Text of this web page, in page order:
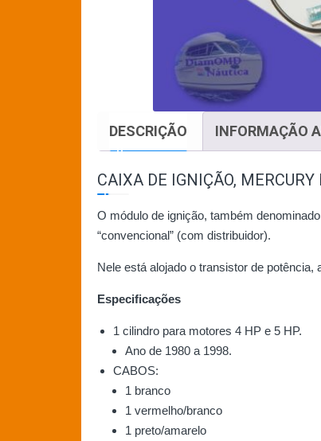
DESCRIÇÃO INFORMAÇÃO
CAIXA DE IGNIÇÃO,
O módulo de ignição, também
“convencional” (com distribuidor).
Nele está alojado o transistor de
Especificações
1 cilindro para motores 4 HP e 5 HP.
Ano de 1980 a 1998.
CABOS:
1 branco
1 vermelho/branco
1 preto/amarelo